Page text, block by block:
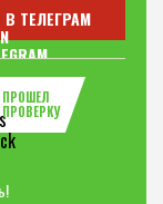
В ТЕЛЕГРАМ
ПРОШЕЛ
ПРОВЕРКУ